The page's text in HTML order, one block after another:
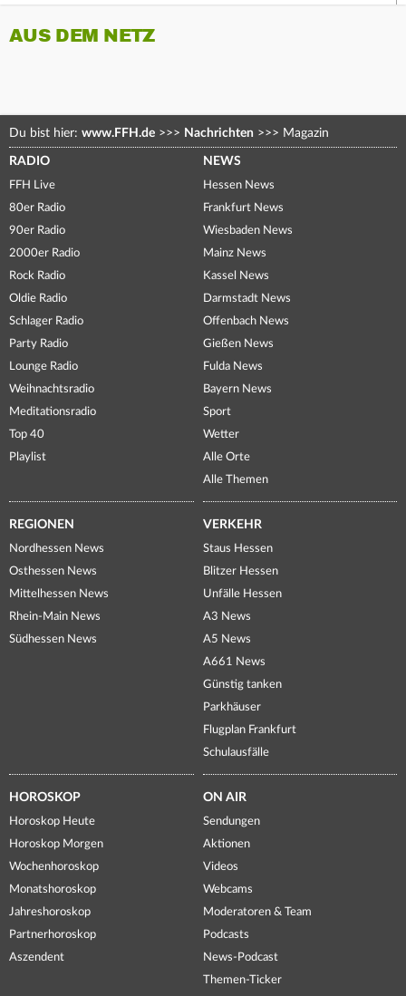
AUS DEM NETZ
Du bist hier: www.FFH.de >>> Nachrichten >>> Magazin
RADIO
FFH Live
80er Radio
90er Radio
2000er Radio
Rock Radio
Oldie Radio
Schlager Radio
Party Radio
Lounge Radio
Weihnachtsradio
Meditationsradio
Top 40
Playlist
NEWS
Hessen News
Frankfurt News
Wiesbaden News
Mainz News
Kassel News
Darmstadt News
Offenbach News
Gießen News
Fulda News
Bayern News
Sport
Wetter
Alle Orte
Alle Themen
REGIONEN
Nordhessen News
Osthessen News
Mittelhessen News
Rhein-Main News
Südhessen News
VERKEHR
Staus Hessen
Blitzer Hessen
Unfälle Hessen
A3 News
A5 News
A661 News
Günstig tanken
Parkhäuser
Flugplan Frankfurt
Schulausfälle
HOROSKOP
Horoskop Heute
Horoskop Morgen
Wochenhoroskop
Monatshoroskop
Jahreshoroskop
Partnerhoroskop
Aszendent
ON AIR
Sendungen
Aktionen
Videos
Webcams
Moderatoren & Team
Podcasts
News-Podcast
Themen-Ticker